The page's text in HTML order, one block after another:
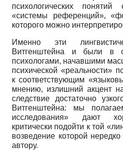
психологических
«системы референций»,
которого можно
Именно эти
Витгенштейна и были в
психологами, начавшими
психической «реальности»
к соответствующим
мнению, излишний акцент
следствие достаточно
Витгенштейна: мы
исследования» дают
критически подойти к той
возведение которой
автору.